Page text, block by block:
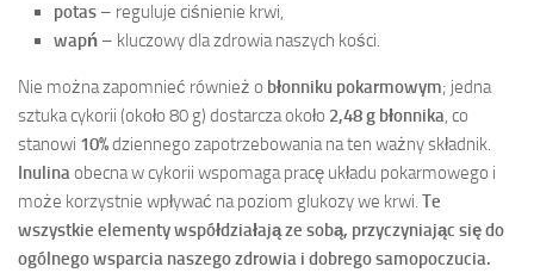
potas – reguluje ciśnienie krwi,
wapń – kluczowy dla zdrowia naszych kości.
Nie można zapomnieć również o błonniku pokarmowym; jedna
sztuka cykorii (około 80 g) dostarcza około 2,48 g błonnika, co
stanowi 10%dziennego zapotrzebowania na ten ważny składnik.
Inulinaobecna w cykorii wspomaga pracę układu pokarmowego i
może korzystnie wpływać na poziom glukozy we krwi. Te
wszystkie elementy współdziałają ze sobą, przyczyniając się do
ogólnego wsparcia naszego zdrowia i dobrego samopoczucia.